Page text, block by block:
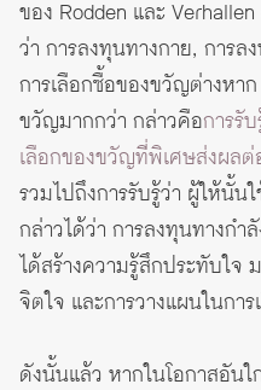
ของ Rodden และ
ว่า การลงทุนทางกาย, การล
การเลือกซื้อของขวัญต่างห
ขวัญมากกว่า กล่าวคือการรั
เลือกของขวัญที่พิเศษส่งผล
รวมไปถึงการรับรู้ว่า ผู้ให้นั้น
กล่าวได้ว่า การลงทุนทางกำ
ได้สร้างความรู้สึกประทับใจ
จิตใจ และการวางแผนในกา
ดังนั้นแล้ว หากในโอกาสอัน